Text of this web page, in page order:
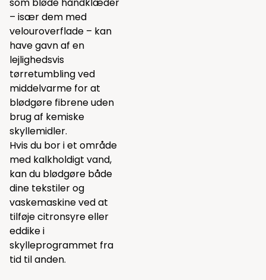
– især dem med
velouroverflade – kan
have gavn af en
lejlighedsvis
tørretumbling ved
middelvarme for at
blødgøre fibrene uden
brug af kemiske
skyllemidler.
Hvis du bor i et område
med kalkholdigt vand,
kan du blødgøre både
dine tekstiler og
vaskemaskine ved at
tilføje citronsyre eller
eddike i
skylleprogrammet fra
tid til anden.